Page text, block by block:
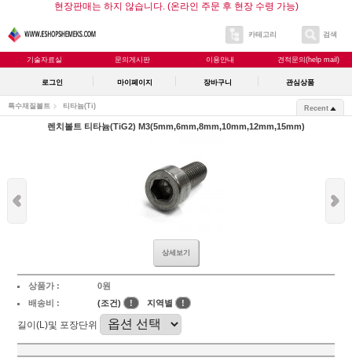
현장판매는 하지 않습니다. (온라인 주문 후 현장 수령 가능)
카테고리 검색
기술자료실 문의게시판 이용안내 견적문의(help mail)
로그인 마이페이지 장바구니 관심상품
특수재질볼트 티타늄(Ti) Recent
렌치볼트 티타늄(TiG2) M3(5mm,6mm,8mm,10mm,12mm,15mm)
상세보기
상품가 :
0원
배송비 :
(조건) ! 지역별 !
길이(L)및 포장단위